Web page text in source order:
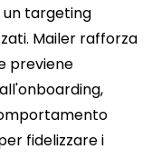
un targeting
Mailer rafforza
previene
fidelizzare i